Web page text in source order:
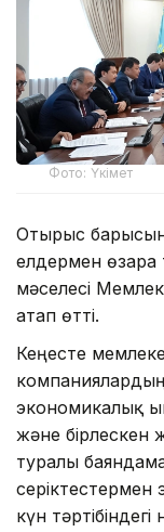
Фото: Үкімет
Отырыс
елдермен өзара
мәселесі
атап өтті.
Кеңесте
экономикалық
және бірлескен
туралы
күн